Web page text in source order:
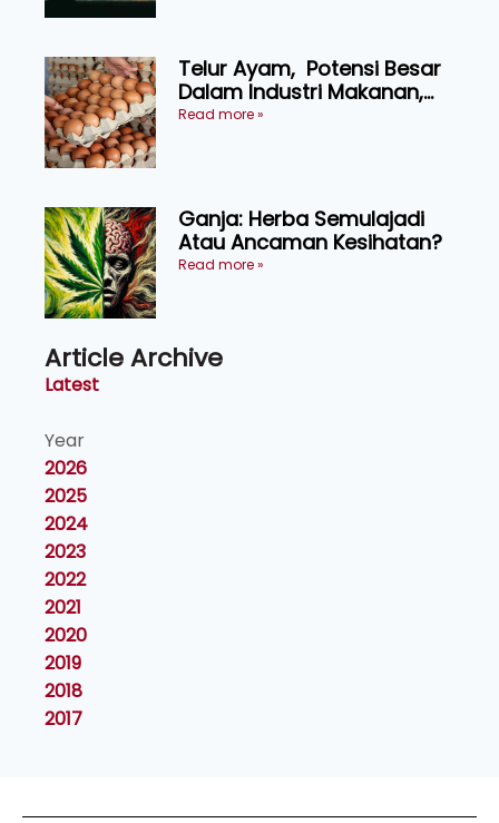
Telur Ayam, Potensi Besar
Dalam Industri Makanan,
Kosmetik dan Penyelidikan
Read more »
Ganja: Herba Semulajadi
Atau Ancaman Kesihatan?
Read more »
Article Archive
Latest
Year
2026
2025
2024
2023
2022
2021
2020
2019
2018
2017